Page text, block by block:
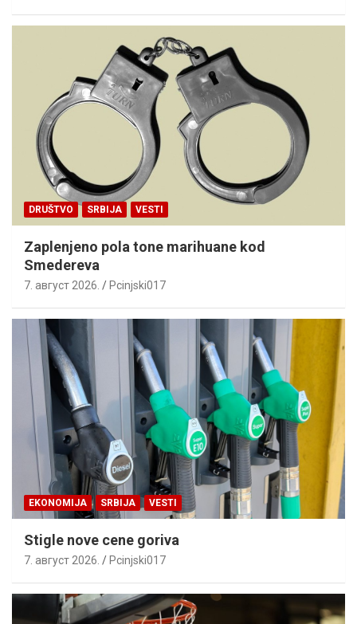
DRUŠTVO SRBIJA VESTI
Zaplenjeno pola tone marihuane kod
Smedereva
7. август 2026. Pcinjski017
EKONOMIJA SRBIJA VESTI
Stigle nove cene goriva
7. август 2026. Pcinjski017